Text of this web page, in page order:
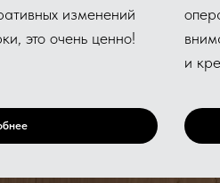
изменений
это очень ценно!
и